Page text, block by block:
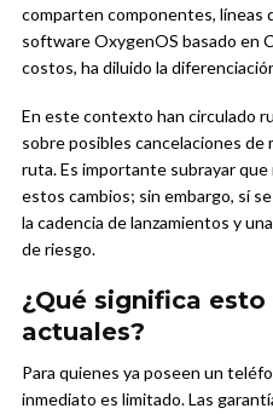
comparten componentes, líneas
software OxygenOS basado en
costos, ha diluido la
En este contexto han circulado
sobre posibles cancelaciones de
ruta. Es importante subrayar
estos cambios; sin embargo, sí
la cadencia de lanzamientos y
de riesgo.
¿Qué significa
actuales?
Para quienes ya poseen un
inmediato es limitado. Las